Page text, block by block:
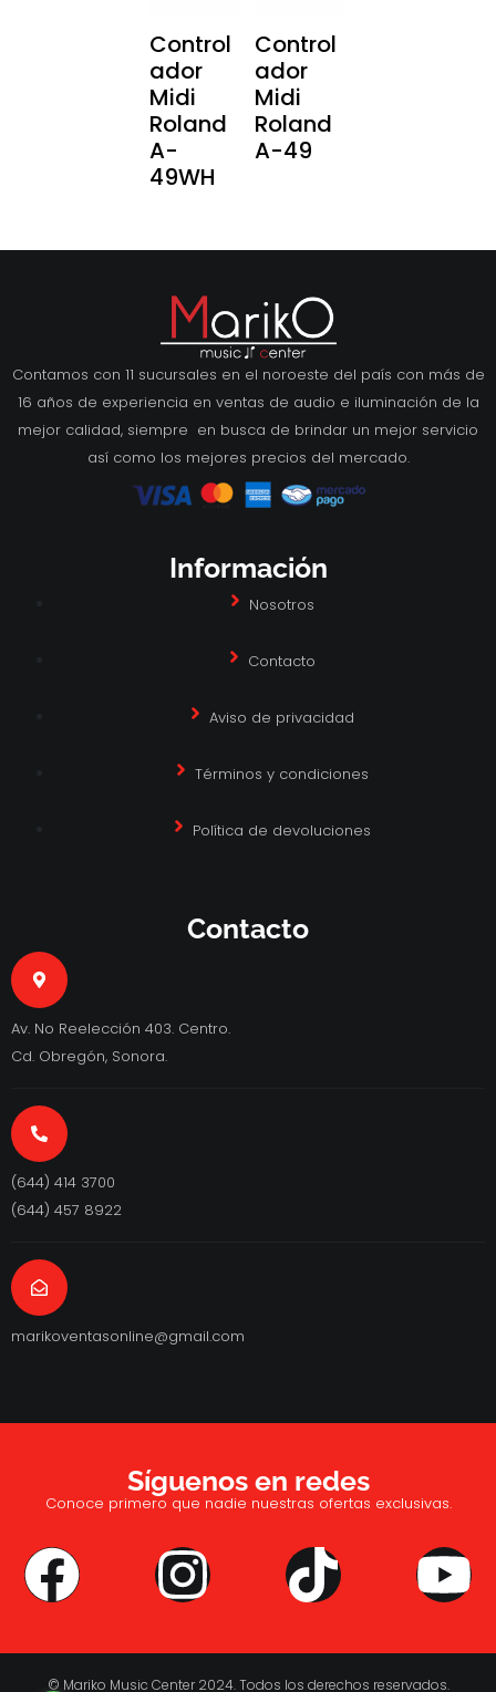
Control
ador
Midi
Roland
A-
49WH
Control
ador
Midi
Roland
A-49
Contamos con 11 sucursales en el noroeste del país con más de
16 años de experiencia en ventas de audio e iluminación de la
mejor calidad, siempre en busca de brindar un mejor servicio
así como los mejores precios del mercado.
Información
Nosotros
Contacto
Aviso de privacidad
Términos y condiciones
Política de devoluciones
Contacto
Av. No Reelección 403. Centro.
Cd. Obregón, Sonora.
(644) 414 3700
(644) 457 8922
marikoventasonline@gmail.com
Síguenos en redes
Conoce primero que nadie nuestras ofertas exclusivas.
© Mariko Music Center 2024. Todos los derechos reservados.